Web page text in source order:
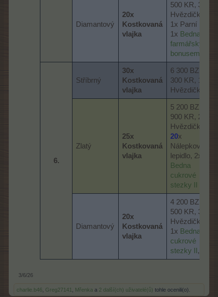
Diamantový
20x
Kostkovaná
vlajka
500 KR, 3x
Hvězdička,
1x Parní los,
1x Bedna s
farmářským
bonusem I
6.​
Stříbrný
30x
Kostkovaná
vlajka
6 300 BZ, 2
300 KR, 1x
Hvězdička
Zlatý
25x
Kostkovaná
vlajka
5 200 BZ, 1
900 KR, 2x
Hvězdička,
20x
Nálepkové
lepidlo, 2x
Bedna
cukrové
stezky II
Diamantový
20x
Kostkovaná
vlajka
4 200 BZ, 1
500 KR, 3x
Hvězdička,
1x Bedna
cukrové
stezky II ,
3/6/26
charlie.b46 Greg27141 Mřenka a 2 další(ch) uživatelé(ů) tohle ocenili(o).